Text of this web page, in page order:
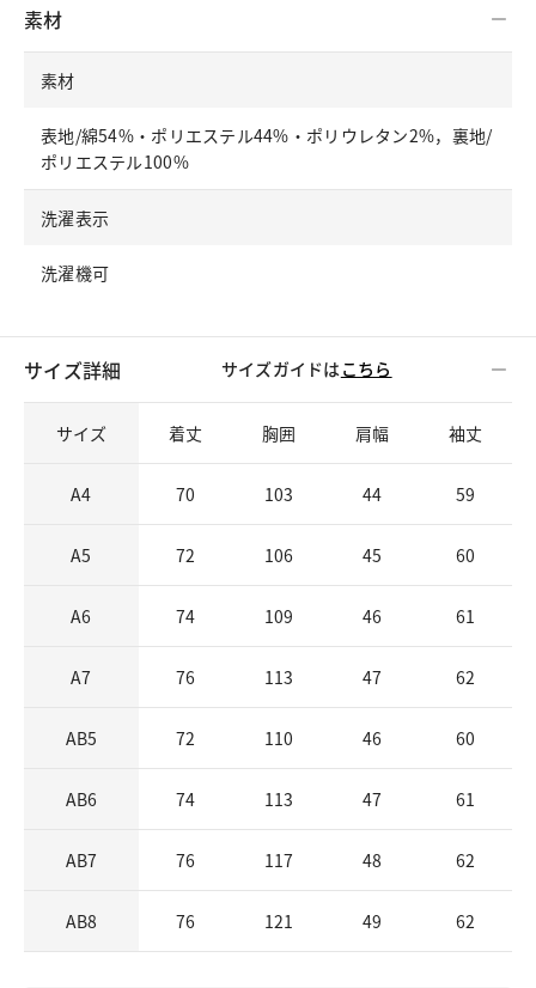
素材
素材
表地/綿54%・ポリエステル44%・ポリウレタン2%，裏地/
ポリエステル100%
洗濯表示
洗濯機可
サイズ詳細 サイズガイドはこちら
サイズ 着丈 胸囲 肩幅 袖丈
A4 70 103 44 59
A5 72 106 45 60
A6 74 109 46 61
A7 76 113 47 62
AB5 72 110 46 60
AB6 74 113 47 61
AB7 76 117 48 62
AB8 76 121 49 62